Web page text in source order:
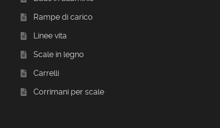
Rampe di carico
Linee vita
Scale in legno
Carrelli
Corrimani per scale